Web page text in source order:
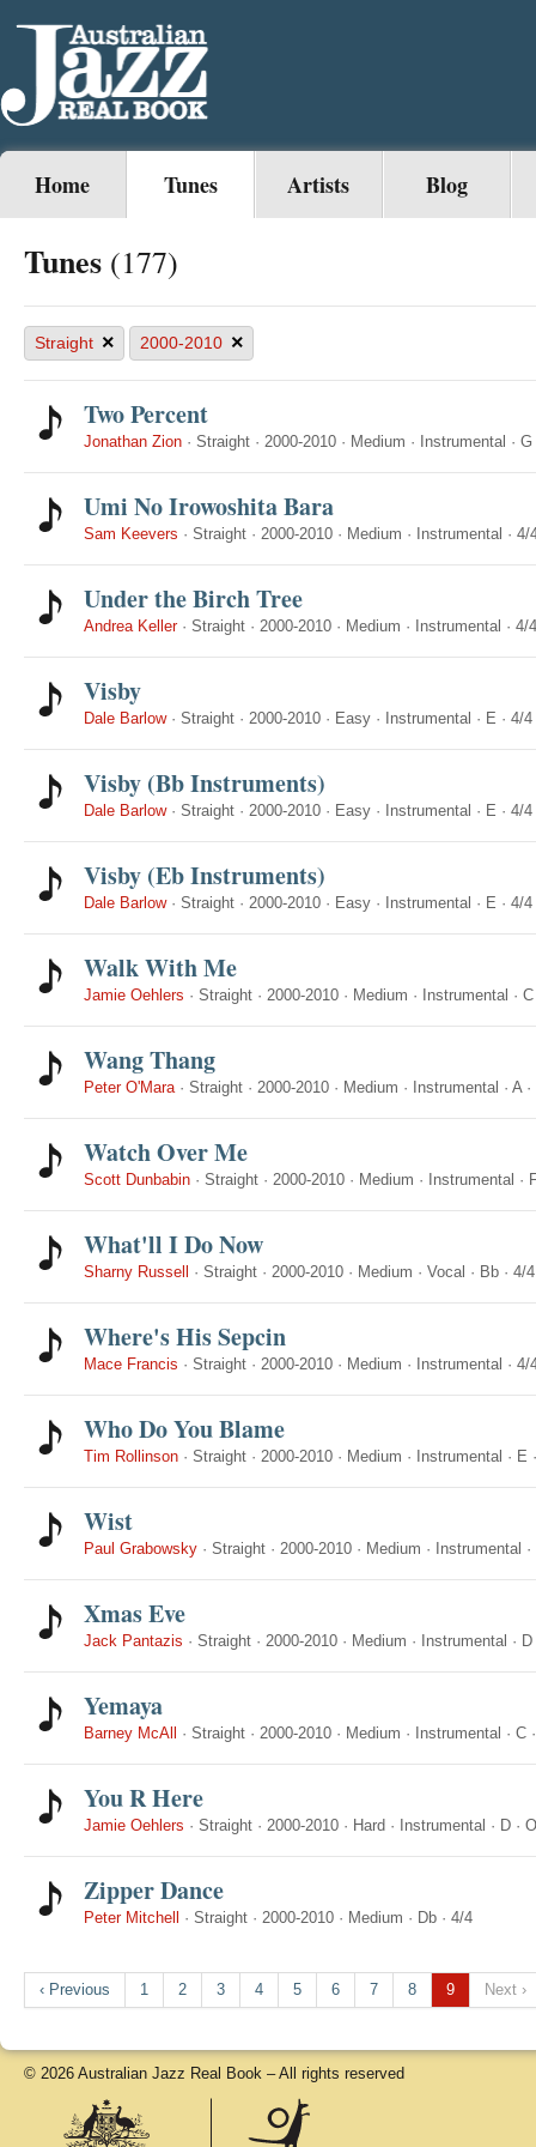
Home Tunes Artists Blog
Tunes (177)
Straight × 2000-2010 ×
Two Percent
Jonathan Zion · Straight · 2000-2010 · Medium · Instrumental · G
Umi No Irowoshita Bara
Sam Keevers · Straight · 2000-2010 · Medium · Instrumental · 4/
Under the Birch Tree
Andrea Keller· Straight · 2000-2010 · Medium · Instrumental · 4/4
Visby
Dale Barlow· Straight · 2000-2010 · Easy · Instrumental · E · 4/4
Visby (Bb Instruments)
Dale Barlow· Straight · 2000-2010 · Easy · Instrumental · E · 4/4
Visby (Eb Instruments)
Dale Barlow· Straight · 2000-2010 · Easy · Instrumental · E · 4/4
Walk With Me
Jamie Oehlers · Straight · 2000-2010 · Medium · Instrumental · C
Wang Thang
Peter O'Mara· Straight · 2000-2010 · Medium · Instrumental · A·
Watch Over Me
Scott Dunbabin · Straight · 2000-2010 · Medium · Instrumental ·
What'll I Do Now
Sharny Russell · Straight · 2000-2010 · Medium · Vocal · Bb · 4/4
Where's His Sepcin
Mace Francis · Straight · 2000-2010 · Medium · Instrumental · 4/
Who Do You Blame
Tim Rollinson · Straight · 2000-2010 · Medium · Instrumental · E
Wist
Paul Grabowsky · Straight · 2000-2010 · Medium · Instrumental ·
Xmas Eve
Jack Pantazis · Straight · 2000-2010 · Medium · Instrumental · D
Yemaya
Barney McAll · Straight · 2000-2010 · Medium · Instrumental · C
You R Here
Jamie Oehlers · Straight · 2000-2010 · Hard · Instrumental · D ·
Zipper Dance
Peter Mitchell · Straight · 2000-2010 · Medium · Db · 4/4
‹ Previous 1 2 3 4 5 6 7 8 9 Next ›
© 2026 Australian Jazz Real Book – All rights reserved